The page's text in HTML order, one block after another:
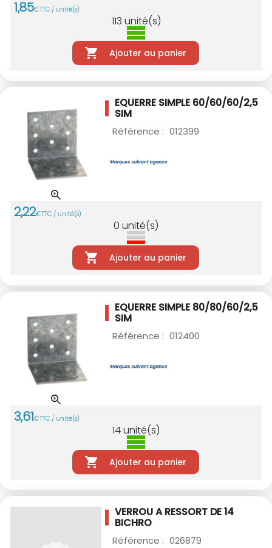
1,85€TTC / unité(s)
113 unité(s)
Ajouter au panier
EQUERRE SIMPLE 60/60/60/2,5
SIM
Référence : 012399
2,22€TTC / unité(s)
0 unité(s)
Ajouter au panier
EQUERRE SIMPLE 80/80/60/2,5
SIM
Référence : 012400
3,61€TTC / unité(s)
14unité(s)
Ajouter au panier
VERROU A RESSORT DE 14
BICHRO
Référence : 026879